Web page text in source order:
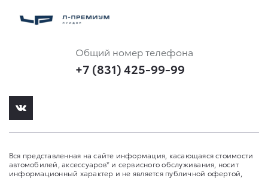
Общий номер телефона
+7 (831) 425-99-99
Вся представленная на сайте информация, касающаяся стоимости
автомобилей, аксессуаров* и сервисного обслуживания, носит
информационный характер и не является публичной офертой,